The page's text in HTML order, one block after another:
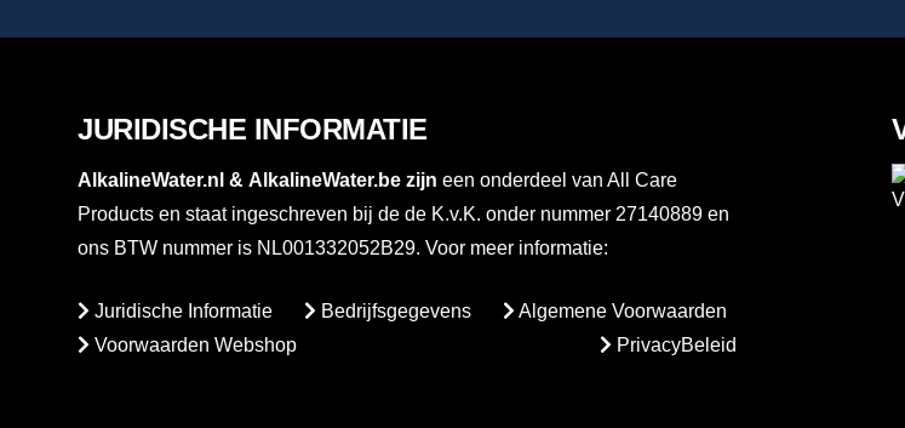
JURIDISCHE INFORMATIE
AlkalineWater.nl & AlkalineWater.be zijn een onderdeel van All Care
Products en staat ingeschreven bij de de K.v.K. onder nummer 27140889 en
ons BTW nummer is NL001332052B29. Voor meer informatie:
Juridische Informatie Bedrijfsgegevens
Algemene Voorwaarden
Voorwaarden Webshop
PrivacyBeleid